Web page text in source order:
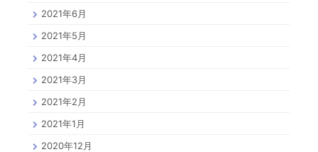
2021年6月
2021年5月
2021年4月
2021年3月
2021年2月
2021年1月
2020年12月